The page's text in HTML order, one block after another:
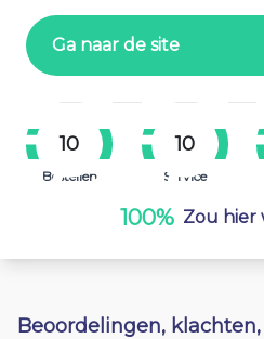
Ga naar de site
10
Bestellen
10
Service
100% Zou hier
Beoordelingen,